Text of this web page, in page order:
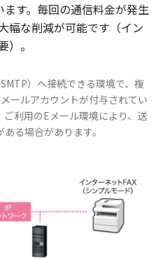
ます。毎回の通信料金が発生
幅な削減が可能です（イン
。
）へ接続できる環境で、複
ールアカウントが付与されてい
利用のEメール環境により、送
る場合があります。